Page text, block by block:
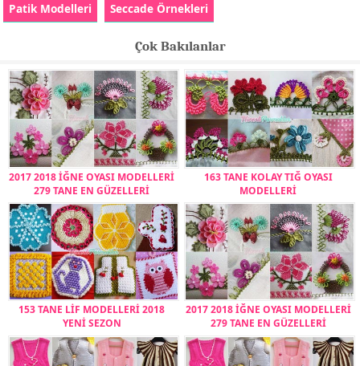
Patik Modelleri Seccade Örnekleri
Çok Bakılanlar
2017 2018 İĞNE OYASI MODELLERİ
279 TANE EN GÜZELLERİ
163 TANE KOLAY TIĞ OYASI
MODELLERİ
153 TANE LİF MODELLERİ 2018
YENİ SEZON
2017 2018 İĞNE OYASI MODELLERİ
279 TANE EN GÜZELLERİ